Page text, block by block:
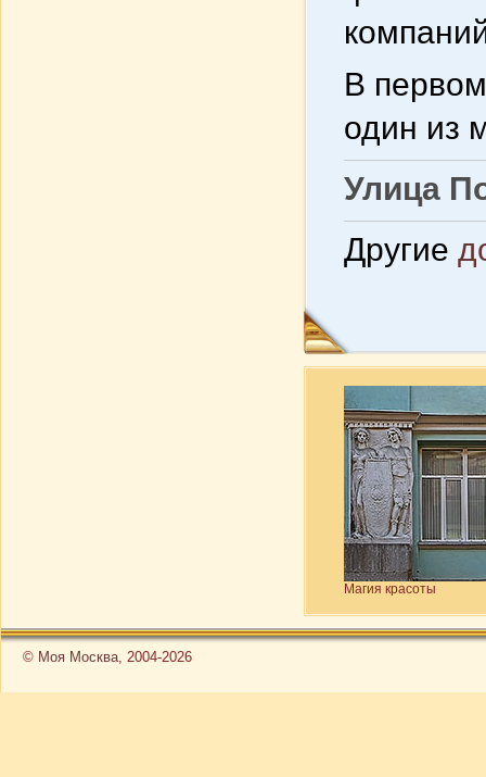
В
один из
Улица
Другие
Магия красоты
© Моя Москва, 2004-2026